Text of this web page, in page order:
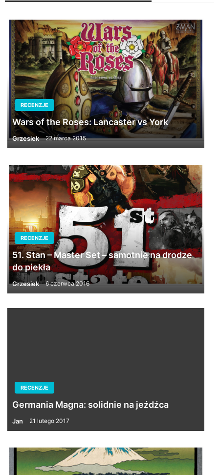
RECENZJE
Wars of the Roses: Lancaster vs York
Grzesiek 22 marca 2015
RECENZJE
51. Stan – Master Set – samotnie na drodze
do piekła
Grzesiek 6 czerwca 2016
RECENZJE
Germania Magna: solidnie na jeźdźca
Jan 21 lutego 2017